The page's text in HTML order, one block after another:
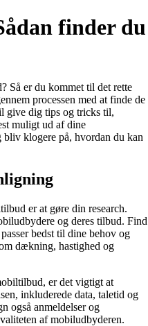
finder du
Så er du kommet til det rette
processen med at finde de
give dig tips og tricks til,
muligt ud af dine
klogere på, hvordan du kan
er at gøre din research.
og deres tilbud. Find
bedst til dine behov og
dækning, hastighed og
er det vigtigt at
inkluderede data, taletid og
også anmeldelser og
af mobiludbyderen.